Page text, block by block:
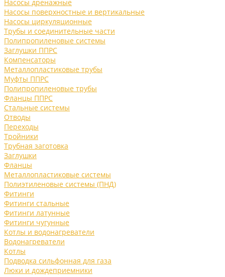
Насосы дренажные
Насосы поверхностные и вертикальные
Насосы циркуляционные
Трубы и соединительные части
Полипропиленовые системы
Заглушки ППРС
Компенсаторы
Металлопластиковые трубы
Муфты ППРС
Полипропиленовые трубы
Фланцы ППРС
Стальные системы
Отводы
Переходы
Тройники
Трубная заготовка
Заглушки
Фланцы
Металлопластиковые системы
Полиэтиленовые системы (ПНД)
Фитинги
Фитинги стальные
Фитинги латунные
Фитинги чугунные
Котлы и водонагреватели
Водонагреватели
Котлы
Подводка сильфонная для газа
Люки и дождеприемники